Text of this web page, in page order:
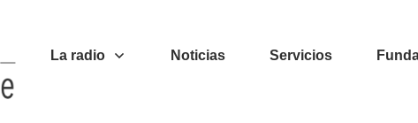
La radio Noticias Servicios